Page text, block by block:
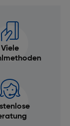
Viele